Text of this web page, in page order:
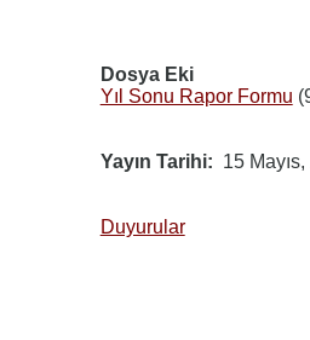
Dosya Eki
Yıl Sonu Rapor Formu
Yayın Tarihi 15
Duyurular